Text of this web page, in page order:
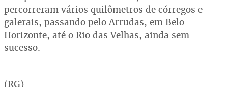
percorreram vários quilômetros de córregos e
galerais, passando pelo Arrudas, em Belo
Horizonte, até o Rio das Velhas, ainda sem
sucesso.
(RG)